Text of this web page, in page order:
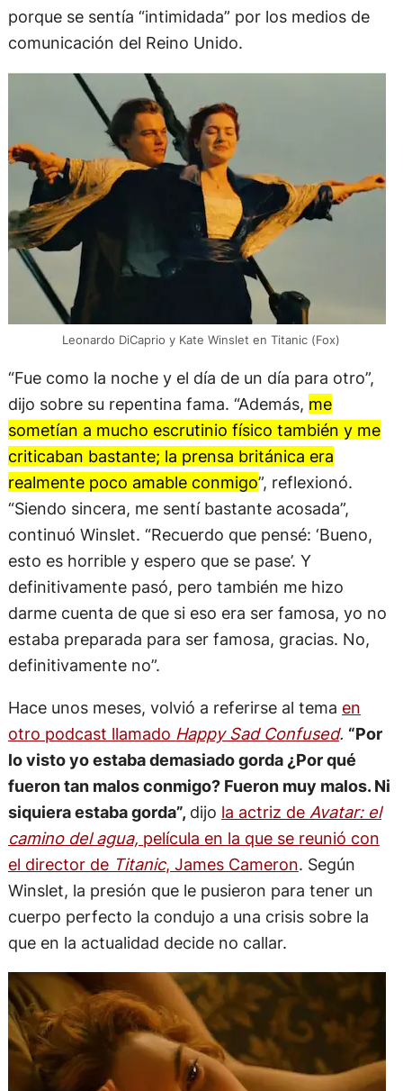
porque se sentía “intimidada” por los medios de
comunicación del Reino Unido.
Leonardo DiCaprio y Kate Winslet en Titanic (Fox)
“Fue como la noche y el día de un día para otro”,
dijo sobre su repentina fama. “Además, me
sometían a mucho escrutinio físico también y me
criticaban bastante; la prensa británica era
realmente poco amable conmigo”, reflexionó.
“Siendo sincera, me sentí bastante acosada”,
continuó Winslet. “Recuerdo que pensé: ‘Bueno,
esto es horrible y espero que se pase’. Y
definitivamente pasó, pero también me hizo
darme cuenta de que si eso era ser famosa, yo no
estaba preparada para ser famosa, gracias. No,
definitivamente no”.
Hace unos meses, volvió a referirse al tema en
otro podcast llamado Happy Sad Confused. “Por
lo visto yo estaba demasiado gorda ¿Por qué
fueron tan malos conmigo? Fueron muy malos. Ni
siquiera estaba gorda”, dijo la actriz de Avatar: el
camino del agua, película en la que se reunió con
el director de Titanic, James Cameron. Según
Winslet, la presión que le pusieron para tener un
cuerpo perfecto la condujo a una crisis sobre la
que en la actualidad decide no callar.